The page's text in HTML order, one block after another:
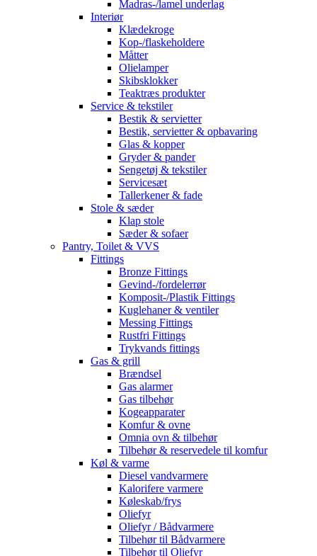
Madras-/lamel underlag
Interiør
Klædekroge
Kop-/flaskeholdere
Måtter
Olielamper
Skibsklokker
Teaktræs produkter
Service & tekstiler
Bestik & servietter
Bestik, servietter & opbavaring
Glas & kopper
Gryder & pander
Sengetøj & tekstiler
Servicesæt
Tallerkener & fade
Stole & sæder
Klap stole
Sæder & sofaer
Pantry, Toilet & VVS
Fittings
Bronze Fittings
Gevind-/fordelerrør
Komposit-/Plastik Fittings
Kuglehaner & ventiler
Messing Fittings
Rustfri Fittings
Trykvands fittings
Gas & grill
Brændsel
Gas alarmer
Gas tilbehør
Kogeapparater
Komfur & ovne
Omnia ovn & tilbehør
Tilbehør & reservedele til komfur
Køl & varme
Diesel vandvarmere
Kalorifere varmere
Køleskab/frys
Oliefyr
Oliefyr / Bådvarmere
Tilbehør til Bådvarmere
Tilbehør til Oliefyr